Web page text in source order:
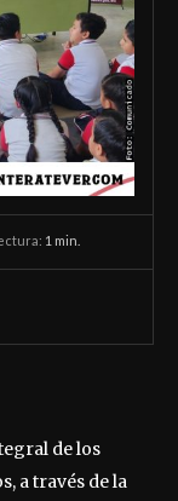
1 min.
de los
a través de la